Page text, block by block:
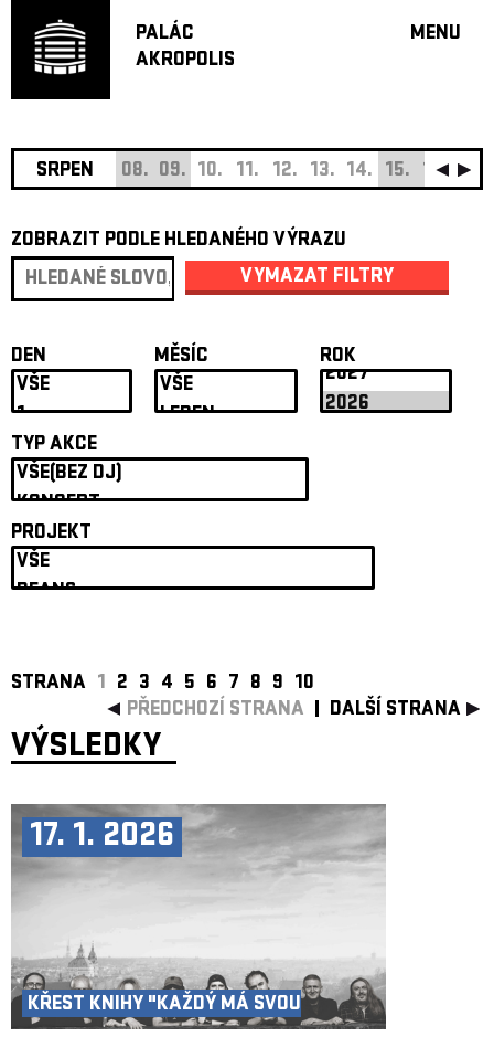
PALÁC
AKROPOLIS
MENU
JAZZ
DIVADLO
OFF
O
PROJEKTY
SRPEN 08. 09. 10. 11. 12. 13. 14. 15. 16. 17.
ZOBRAZIT PODLE HLEDANÉHO VÝRAZU
VYMAZAT FILTRY
DEN MĚSÍC ROK
TYP AKCE
PROJEKT
STRANA 1 2 3 4 5 6 7 8 9 10
PŘEDCHOZÍ STRANA
DALŠÍ STRANA
VÝSLEDKY
17. 1. 2026
KŘEST KNIHY "KAŽDÝ MÁ SVOU